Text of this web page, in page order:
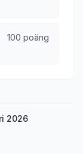
100 poäng
2026